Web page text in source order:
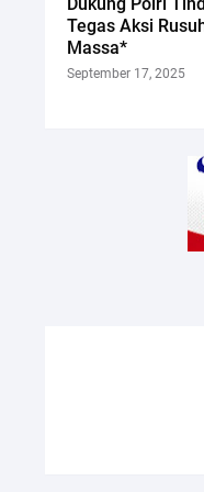
Tegas Aksi
Massa*
September 17, 2025